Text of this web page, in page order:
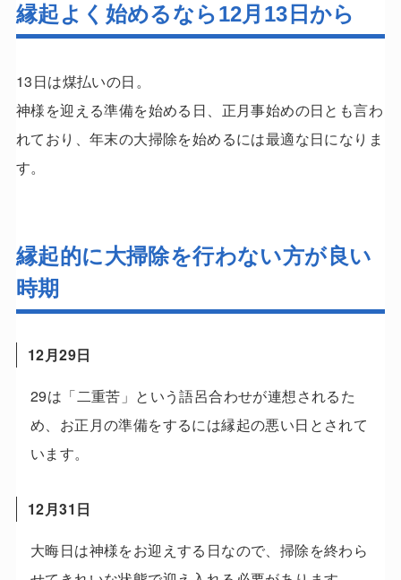
縁起よく始めるなら12月13日から
13日は煤払いの日。
神様を迎える準備を始める日、正月事始めの日とも言わ
れており、年末の大掃除を始めるには最適な日になりま
す。
縁起的に大掃除を行わない方が良い
時期
12月29日
29は「二重苦」という語呂合わせが連想されるた
め、お正月の準備をするには縁起の悪い日とされて
います。
12月31日
大晦日は神様をお迎えする日なので、掃除を終わら